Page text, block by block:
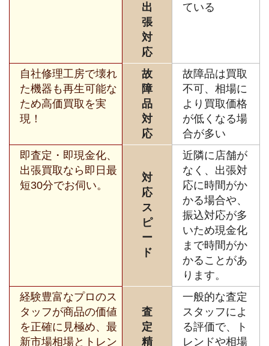
出
張
対
応
ている
自社修理工房で壊れ
た機器も再生可能な
ため高価買取を実
現！
故
障
品
対
応
故障品は買取
不可、相場に
より買取価格
が低くなる場
合が多い
即査定・即現金化、
出張買取なら即日最
短30分でお伺い。
対
応
ス
ピ
ー
ド
近隣に店舗が
なく、出張対
応に時間がか
かる場合や、
振込対応が多
いため現金化
まで時間がか
かることがあ
ります。
経験豊富なプロのス
タッフが商品の価値
を正確に見極め、最
新市場相場とトレン
査
定
精
一般的な査定
スタッフによ
る評価で、ト
レンドや相場